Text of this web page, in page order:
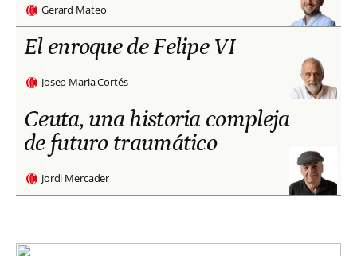
Gerard Mateo
El enroque de Felipe VI
Josep Maria Cortés
Ceuta, una historia compleja
de futuro traumático
Jordi Mercader